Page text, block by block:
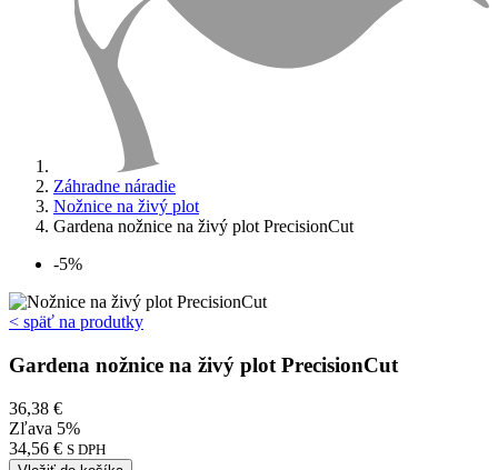
Záhradne náradie
Nožnice na živý plot
Gardena nožnice na živý plot PrecisionCut
-5%
< späť na produtky
Gardena nožnice na živý plot PrecisionCut
36,38 €
Zľava 5%
34,56 € S DPH